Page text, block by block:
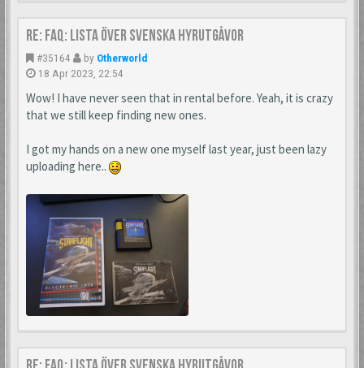
Re: FAQ: Lista över svenska hyrutgåvor
#35164 by Otherworld
18 Apr 2023, 22:54
Wow! I have never seen that in rental before. Yeah, it is crazy
that we still keep finding new ones.
I got my hands on a new one myself last year, just been lazy
uploading here..